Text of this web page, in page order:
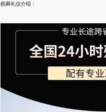
殡葬礼仪介绍：